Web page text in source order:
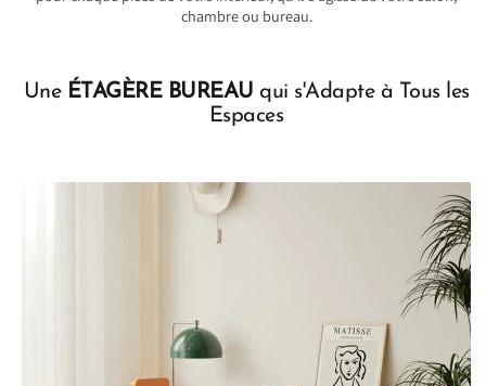
chambre ou bureau.
Une ÉTAGÈRE BUREAU qui s'Adapte à Tous les
Espaces